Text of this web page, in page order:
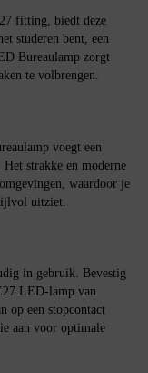
fitting, biedt deze
studeren bent, een
Bureaulamp zorgt
te volbrengen.
voegt een
strakke en moderne
waardoor je
uitziet.
in gebruik. Bevestig
LED-lamp van
op een stopcontact
aan voor optimale